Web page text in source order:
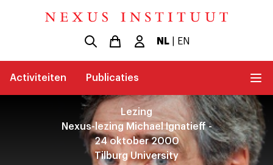
NL| EN
Activiteiten Publicaties
Lezing
Nexus-lezing Michael Ignatieff -
24 oktober 2000
Tilburg University